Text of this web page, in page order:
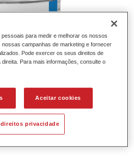
para medir e melhorar os nossos
campanhas de marketing e fornecer
Pode exercer os seus direitos de
Para mais informações, consulte o
Aceitar cookies
privacidade